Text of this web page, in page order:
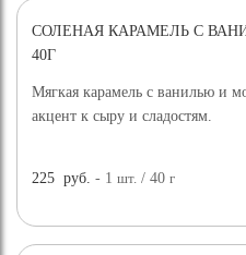
СОЛЕНАЯ КАРАМЕЛЬ С
40Г
Мягкая карамель с ванилью и
акцент к сыру и сладостям.
225 руб. - 1шт. / 40г